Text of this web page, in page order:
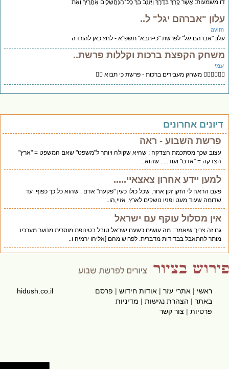
משמעות: אֲשֶׁ֨ר קָֽרְךָ֜ בַּדֶּ֗רֶךְ וַיְזַנֵּ֤ב בְּךָ֙ כׇּל־הַנֶּחֱשָׁלִ֣ים אַֽחֲרֶ֔יךָ וְאַת
"אברהם יגל" ל..
"אברהם יגל" לפרשת "כי-תבא" תשפ"א - לחץ כאן להורדה
הקפצת ברכות וקללות פרשת..
משחק מעבירים ברכות - פרשת כי תבוא 🤹‍♂
אחרונים
פרשת השבוע - ראה
עצוב שכך מסתכמת הצדקה : שהיא שקולה ויותר ל"משפט" שאם המשפט = "ארץ"
הצדקה = "אדם" ועוד... . שהוא..
למען יידע אחרון צאצאיי.....
פעם הראה לי הזקן זקן אחר, שכל כולו כעין "פקעת" אדם . שהוא כל כך כפוף. עד
שדומה שעוד מעט ופניו נושקים לארץ. אזיי,הו..
אין מסלול עוקף עם ישראל
גם זה צריך שיאמר : מה עושים כשעם ישראל טובל בטינופת מוסרית מנוער מערכיו.
מותר להתאבל בבדידות מדברית. לפרוש מהם [אליהו ירמיה ו..
ראשי|אתרי עזר|אודות חידוש|פרסם
באתר|הצהרת נגישות|מדיניות
פרטיות|צור קשר
hidush.co.il